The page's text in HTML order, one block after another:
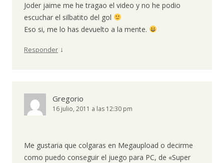
Joder jaime me he tragao el video y no he podio
escuchar el silbatito del gol
Eso si, me lo has devuelto a la mente.
Responder ↓
Gregorio
16 julio, 2011 a las 12:30 pm
Me gustaria que colgaras en Megaupload o decirme
como puedo conseguir el juego para PC, de «Super